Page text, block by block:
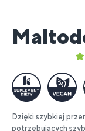
Dzięki szybkiej
potrzebujących